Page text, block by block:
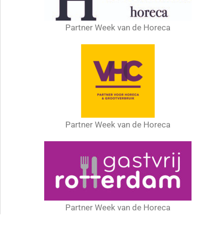
Partner Week van de Horeca
Partner Week van de Horeca
Partner Week van de Horeca